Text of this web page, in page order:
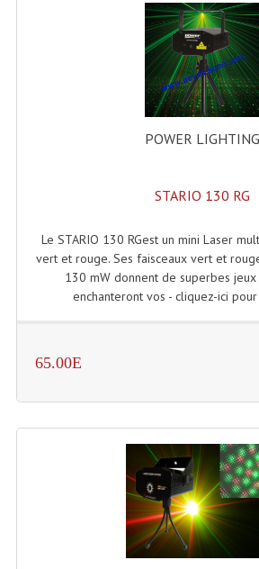
Sonorisation
Accessoires Pieds Cellules
Accessoires Enceintes
Accessoires Micro, Pieds
Diamants
Selecteurs Audio Vidéo
Amplificateurs
Egaliseur Egaliseurs
Enceintes Et Caissons
Packs Sono
POWER LIGHTING
STARIO 130 RG
Le STARIO 130 RGest un mini Laser
vert et rouge. Ses faisceaux vert et
130 mW donnent de superbes
enchanteront vos - cliquez-ici
65.00E